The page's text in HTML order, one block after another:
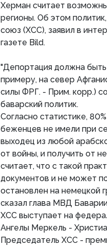
Херман считает
регионы. Об этом
союз (ХСС), заявил в
газете Bild.
"Депортация должна
примеру, на север
силы ФРГ. - Прим. корр.)
баварский политик.
Согласно статистике,
беженцев не имели при
выходец из любой
от войны, и получить от
считает, что с такой
документов и не может
остановлен на немецкой
сказал глава МВД
ХСС выступает на
Ангелы Меркель -
Председатель ХСС -